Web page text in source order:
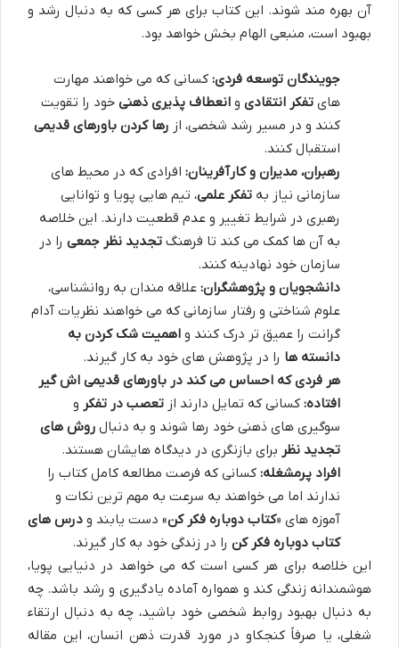
آن بهره مند شوند. این کتاب برای هر کسی که به دنبال رشد و
بهبود است، منبعی الهام بخش خواهد بود.
جویندگان توسعه فردی: کسانی که می خواهند مهارت
های تفکر انتقادی و انعطاف پذیری ذهنی خود را تقویت
کنند و در مسیر رشد شخصی، از رها کردن باورهای قدیمی
استقبال کنند.
رهبران، مدیران و کارآفرینان: افرادی که در محیط های
سازمانی نیاز به تفکر علمی، تیم هایی پویا و توانایی
رهبری در شرایط تغییر و عدم قطعیت دارند. این خلاصه
به آن ها کمک می کند تا فرهنگ تجدید نظر جمعی را در
سازمان خود نهادینه کنند.
دانشجویان و پژوهشگران: علاقه مندان به روانشناسی،
علوم شناختی و رفتار سازمانی که می خواهند نظریات آدام
گرانت را عمیق تر درک کنند و اهمیت شک کردن به
دانسته ها را در پژوهش های خود به کار گیرند.
هر فردی که احساس می کند در باورهای قدیمی اش گیر
افتاده: کسانی که تمایل دارند از تعصب در تفکر و
سوگیری های ذهنی خود رها شوند و به دنبال روش های
تجدید نظر برای بازنگری در دیدگاه هایشان هستند.
افراد پرمشغله: کسانی که فرصت مطالعه کامل کتاب را
ندارند اما می خواهند به سرعت به مهم ترین نکات و
آموزه های «کتاب دوباره فکر کن» دست یابند و درس های
کتاب دوباره فکر کن را در زندگی خود به کار گیرند.
این خلاصه برای هر کسی است که می خواهد در دنیایی پویا،
هوشمندانه زندگی کند و همواره آماده یادگیری و رشد باشد. چه
به دنبال بهبود روابط شخصی خود باشید، چه به دنبال ارتقاء
شغلی، یا صرفاً کنجکاو در مورد قدرت ذهن انسان، این مقاله